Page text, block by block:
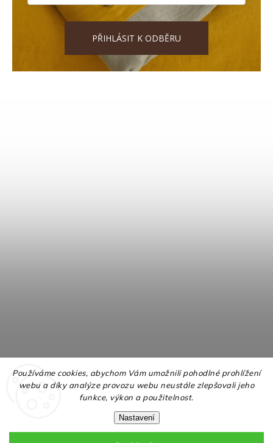
Používáme cookies, abychom Vám umožnili pohodlné prohlížení
webu a díky analýze provozu webu neustále zlepšovali jeho
funkce, výkon a použitelnost.
Nastavení
PŘIHLÁSIT K ODBĚRU